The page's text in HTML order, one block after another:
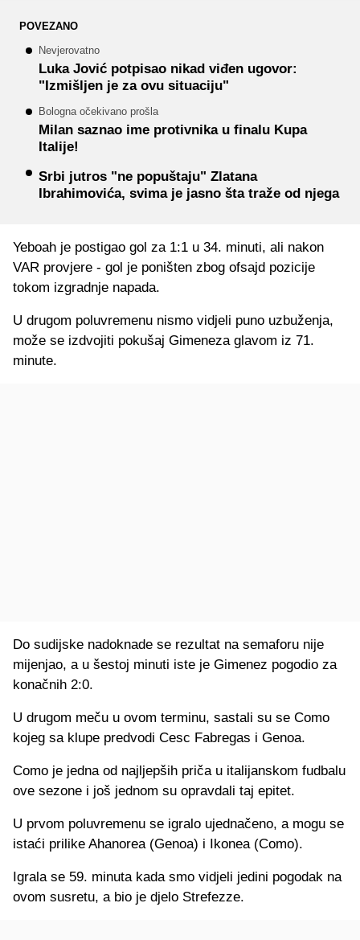
POVEZANO
Nevjerovatno
Luka Jović potpisao nikad viđen ugovor:
"Izmišljen je za ovu situaciju"
Bologna očekivano prošla
Milan saznao ime protivnika u finalu Kupa
Italije!
Srbi jutros "ne popuštaju" Zlatana
Ibrahimovića, svima je jasno šta traže od njega
Yeboah je postigao gol za 1:1 u 34. minuti, ali nakon
VAR provjere - gol je poništen zbog ofsajd pozicije
tokom izgradnje napada.
U drugom poluvremenu nismo vidjeli puno uzbuženja,
može se izdvojiti pokušaj Gimeneza glavom iz 71.
minute.
Do sudijske nadoknade se rezultat na semaforu nije
mijenjao, a u šestoj minuti iste je Gimenez pogodio za
konačnih 2:0.
U drugom meču u ovom terminu, sastali su se Como
kojeg sa klupe predvodi Cesc Fabregas i Genoa.
Como je jedna od najljepših priča u italijanskom fudbalu
ove sezone i još jednom su opravdali taj epitet.
U prvom poluvremenu se igralo ujednačeno, a mogu se
istaći prilike Ahanorea (Genoa) i Ikonea (Como).
Igrala se 59. minuta kada smo vidjeli jedini pogodak na
ovom susretu, a bio je djelo Strefezze.